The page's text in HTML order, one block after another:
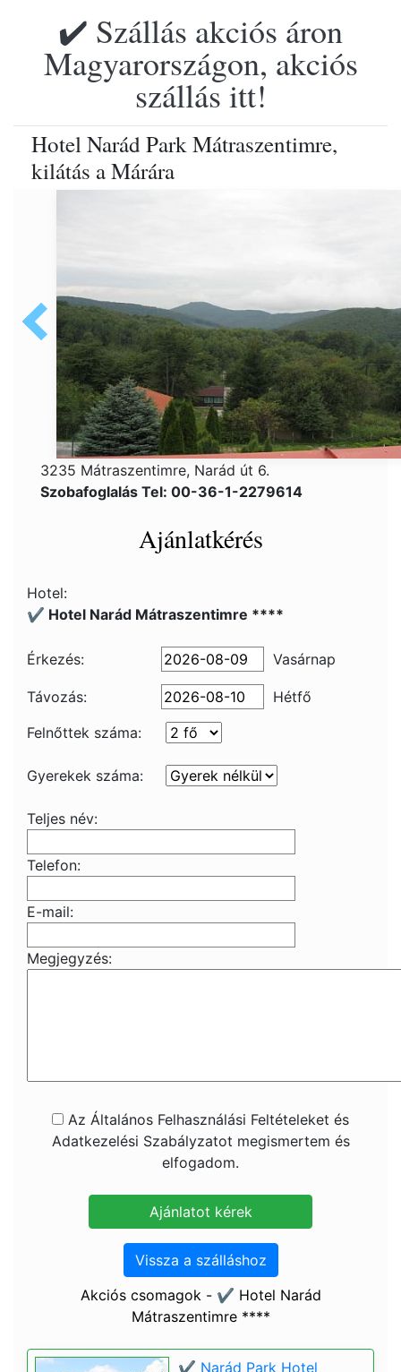
✔️ Szállás akciós áron
Magyarországon, akciós
szállás itt!
Hotel Narád Park Mátraszentimre,
kilátás a Márára
3235 Mátraszentimre, Narád út 6.
Szobafoglalás Tel: 00-36-1-2279614
Ajánlatkérés
Hotel:
✔️ Hotel Narád Mátraszentimre ****
Érkezés: Vasárnap
Távozás:
Hétfő
Felnőttek száma:
Gyerekek száma:
Teljes név:
Telefon:
E-mail:
Megjegyzés:
Az Általános Felhasználási Feltételeket és
Adatkezelési Szabályzatot megismertem és
elfogadom.
Vissza a szálláshoz
Akciós csomagok - ✔️ Hotel Narád
Mátraszentimre ****
✔️ Narád Park Hotel